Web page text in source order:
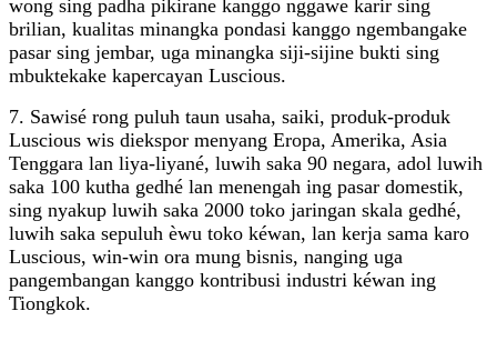
wong sing padha pikirane kanggo nggawe karir sing
brilian, kualitas minangka pondasi kanggo ngembangake
pasar sing jembar, uga minangka siji-sijine bukti sing
mbuktekake kapercayan Luscious.
7. Sawisé rong puluh taun usaha, saiki, produk-produk
Luscious wis diekspor menyang Eropa, Amerika, Asia
Tenggara lan liya-liyané, luwih saka 90 negara, adol luwih
saka 100 kutha gedhé lan menengah ing pasar domestik,
sing nyakup luwih saka 2000 toko jaringan skala gedhé,
luwih saka sepuluh èwu toko kéwan, lan kerja sama karo
Luscious, win-win ora mung bisnis, nanging uga
pangembangan kanggo kontribusi industri kéwan ing
Tiongkok.